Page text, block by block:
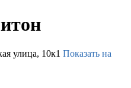
улица, 10к1 Показать на